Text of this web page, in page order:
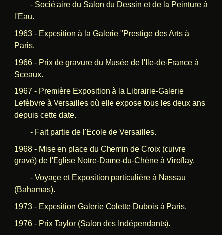
- Sociétaire du Salon du Dessin et de la Peinture à
l'Eau.
1963 - Exposition à la Galerie "Prestige des Arts à
Paris.
1966 - Prix de gravure du Musée de l'Ile-de-France à
Sceaux.
1967 - Première Exposition à la Librairie-Galerie
Lefèbvre à Versailles où elle expose tous les deux ans
depuis cette date.
- Fait partie de l'Ecole de Versailles.
1968 - Mise en place du Chemin de Croix (cuivre
gravé) de l'Eglise Notre-Dame-du-Chène à Viroflay.
- Voyage et Exposition particulière à Nassau
(Bahamas).
1973 - Exposition Galerie Colette Dubois à Paris.
1976 - Prix Taylor (Salon des Indépendants).